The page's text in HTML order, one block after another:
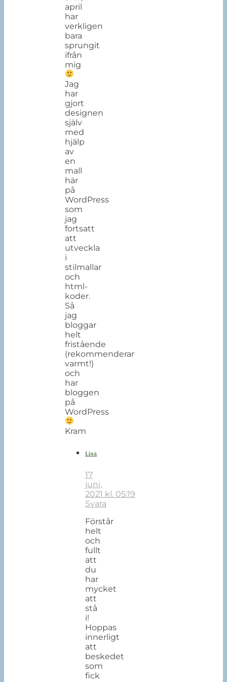
april
har
verkligen
bara
sprungit
ifrån
mig
Jag
har
gjort
designen
själv
med
hjälp
av
en
mall
här
på
WordPress
som
jag
fortsatt
att
utveckla
i
stilmallar
och
html-
koder.
Så
jag
bloggar
helt
fristående
(rekommenderar
varmt!)
och
har
bloggen
på
WordPress
Kram
Lisa
17
juni,
2021 kl. 05:19
Svara
Förstår
helt
och
fullt
att
du
har
mycket
att
stå
i!
Hoppas
innerligt
att
beskedet
som
fick